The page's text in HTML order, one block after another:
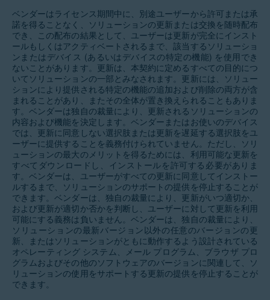
ベンダーはライセンス期間中に、別途ユーザーから許可または承
諾を得ることなく、ソリューションの更新または交換を随時配布
でき、この配布の結果として、ユーザーは更新が完全にインスト
ールもしくはアクティベートされるまで、該当するソリューショ
ンまたはデバイス (あるいはデバイスの特定の機能) を使用でき
ないことがあります。更新は、本契約に定めるすべての目的につ
いてソリューションの一部とみなされます。更新には、ソリュー
ションにより提供される特定の機能の追加および削除の両方が含
まれることがあり、またその全体が置き換えられることもありま
す。ベンダーは独自の裁量により、更新されるソリューションの
内容および機能を決定します。ベンダーまたはお使いのデバイス
では、更新に同意しない選択肢または更新を遅延する選択肢をユ
ーザーに提供することを義務付けられていません。ただし、ソリ
ューションの最大のメリットを得るためには、利用可能な更新を
すべてダウンロードし、インストールを許可する必要がありま
す。ベンダーは、ユーザーがすべての更新に同意してインストー
ルするまで、ソリューションのサポートの提供を停止することが
できます。ベンダーは、独自の裁量により、更新がいつ適切か、
および更新が適切か否かを判断し、ユーザーに対して更新を利用
可能にする義務は負いません。ベンダーは、独自の裁量により、
ソリューションの最新バージョン以外の任意のバージョンの更
新、またはソリューションがともに動作するよう設計されている
オペレーティング システム、メール プログラム、ブラウザ プロ
グラムおよびその他のソフトウェアのバージョンに関連して、ソ
リューションの使用をサポートする更新の提供を停止することが
できます。